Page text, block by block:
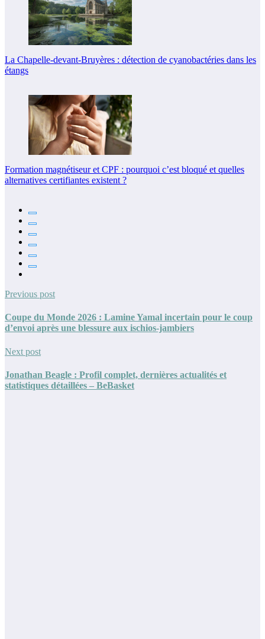
La Chapelle-devant-Bruyères : détection de cyanobactéries dans les
étangs
Formation magnétiseur et CPF : pourquoi c’est bloqué et quelles
alternatives certifiantes existent ?
Previous post
Coupe du Monde 2026 : Lamine Yamal incertain pour le coup
d’envoi après une blessure aux ischios-jambiers
Next post
Jonathan Beagle : Profil complet, dernières actualités et
statistiques détaillées – BeBasket